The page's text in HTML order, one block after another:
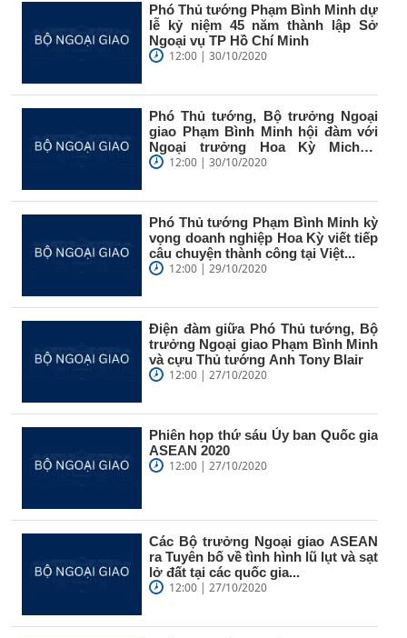
Phó Thủ tướng Phạm Bình Minh dự
lễ kỷ niệm 45 năm thành lập Sở
Ngoại vụ TP Hồ Chí Minh
12:00 | 30/10/2020
Phó Thủ tướng, Bộ trưởng Ngoại
giao Phạm Bình Minh hội đàm với
Ngoại trưởng Hoa Kỳ Michael
Pompeo
12:00 | 30/10/2020
Phó Thủ tướng Phạm Bình Minh kỳ
vọng doanh nghiệp Hoa Kỳ viết tiếp
câu chuyện thành công tại Việt...
12:00 | 29/10/2020
Điện đàm giữa Phó Thủ tướng, Bộ
trưởng Ngoại giao Phạm Bình Minh
và cựu Thủ tướng Anh Tony Blair
12:00 | 27/10/2020
Phiên họp thứ sáu Ủy ban Quốc gia
ASEAN 2020
12:00 | 27/10/2020
Các Bộ trưởng Ngoại giao ASEAN
ra Tuyên bố về tình hình lũ lụt và sạt
lở đất tại các quốc gia...
12:00 | 27/10/2020